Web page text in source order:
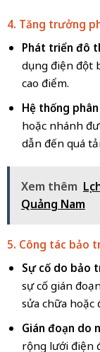
4. Tăng trưởng
Phát triển đô
dụng điện đột
cao điểm.
Hệ thống
hoặc nhánh
dẫn đến quá
Xem thêm
Quảng Nam
5. Công tác bảo
Sự cố do bảo
sự cố gián
sửa chữa hoặc
Gián đoạn do
rộng lưới điện